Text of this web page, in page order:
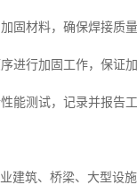
材料，确保焊接质量
进行加固工作，保证加
能测试，记录并报告
建筑、桥梁、大型设